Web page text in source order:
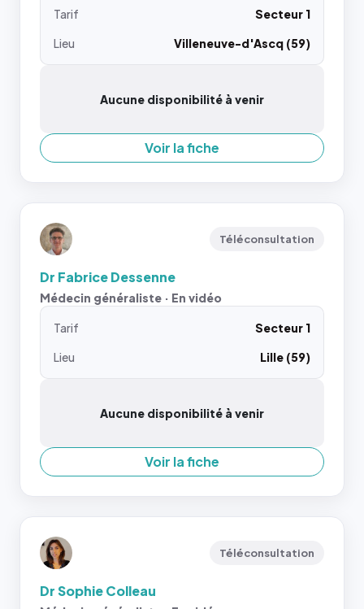
Tarif
Secteur 1
Lieu
Villeneuve-d'Ascq (59)
Aucune disponibilité à venir
Voir la fiche
Téléconsultation
Dr Fabrice Dessenne
Médecin généraliste · En vidéo
Tarif
Secteur 1
Lieu
Lille (59)
Aucune disponibilité à venir
Voir la fiche
Téléconsultation
Dr Sophie Colleau